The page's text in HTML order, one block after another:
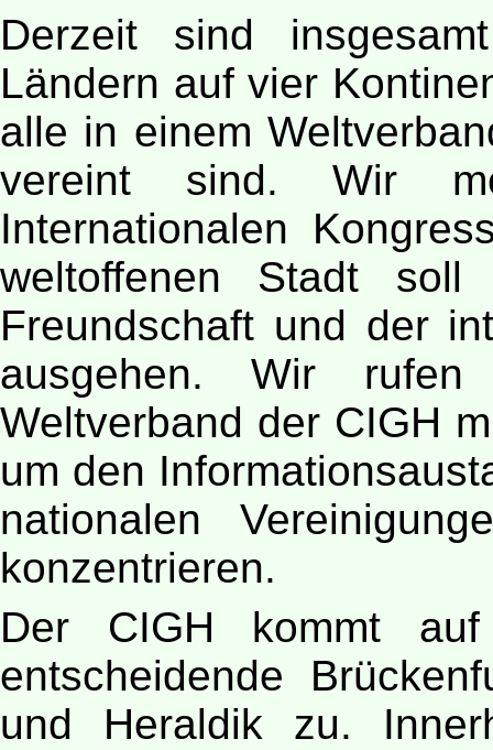
Derzeit sind
Ländern auf vier
alle in einem
vereint sind. Wir
Internationalen
weltoffenen Stadt
Freundschaft und der
ausgehen. Wir
Weltverband der CIGH
um den
nationalen
konzentrieren.
Der CIGH kommt
entscheidende
und Heraldik zu.